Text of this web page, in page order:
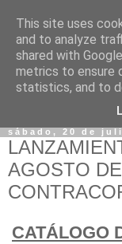
sábado, 20 de
AGOSTO
CATÁLOGO
This site uses
and to analyze
shared with
metrics to ensure
statistics, and to